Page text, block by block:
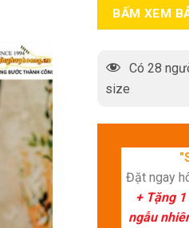
BẤM XEM
Có 28
size
Đặt ngay
+ Tặng
ngẫu